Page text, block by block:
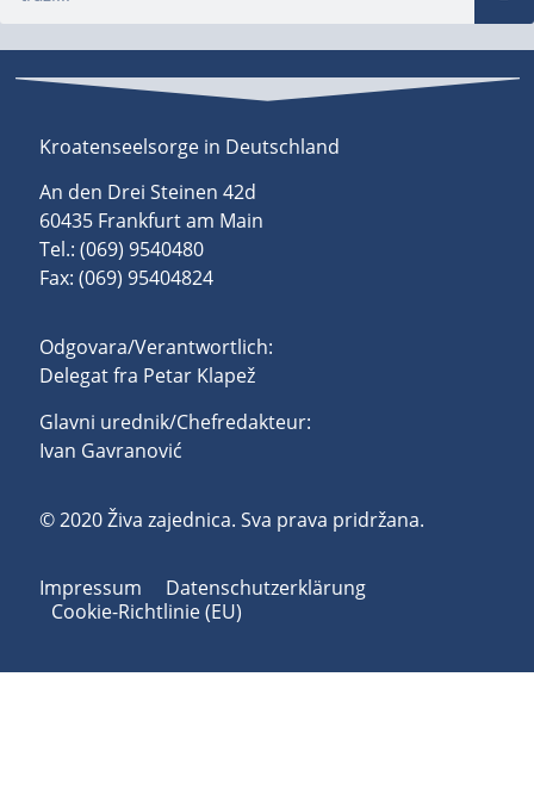
Kroatenseelsorge in Deutschland
An den Drei Steinen 42d
60435 Frankfurt am Main
Tel.: (069) 9540480
Fax: (069) 95404824
Odgovara/Verantwortlich:
Delegat fra Petar Klapež
Glavni urednik/Chefredakteur:
Ivan Gavranović
© 2020 Živa zajednica. Sva prava pridržana.
Impressum
Datenschutzerklärung
Cookie-Richtlinie (EU)